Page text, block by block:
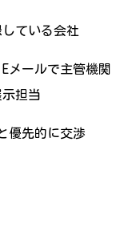
ている会社
メールで主管機関
担当
優先的に交渉